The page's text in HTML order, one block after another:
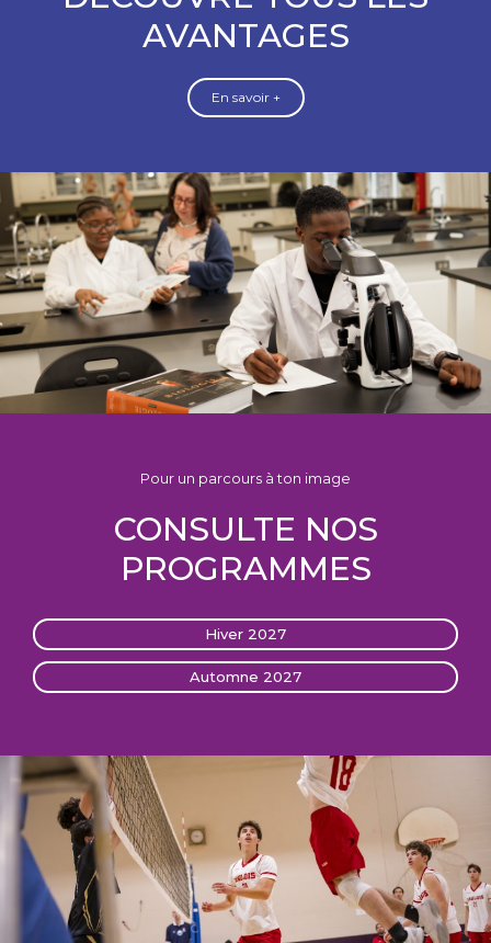
AVANTAGES
En savoir +
Pour un parcours à ton image
CONSULTE NOS
PROGRAMMES
Hiver 2027
Automne 2027